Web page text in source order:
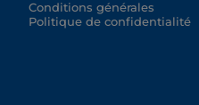
Conditions générales
Politique de confidentialité